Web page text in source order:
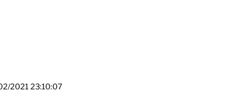
2021 23:10:07